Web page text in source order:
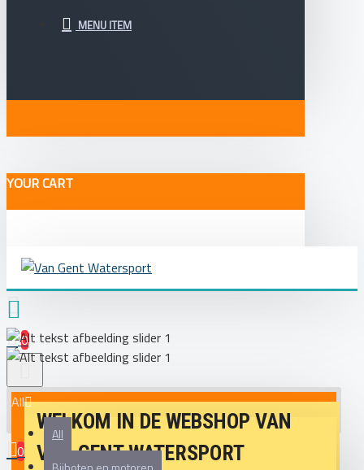
MENU ITEM
YOUR CART
0
All
All
0
WELKOM IN DE WEBSHOP VAN
VAN GENT WATERSPORT